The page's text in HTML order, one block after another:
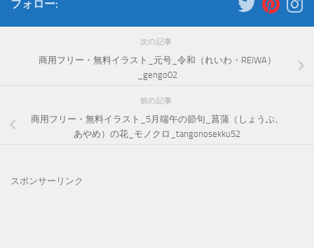
フォロー:
次の記事
商用フリー・無料イラスト_元号_令和（れいわ・REIWA）
_gengo02
前の記事
商用フリー・無料イラスト_5月端午の節句_菖蒲（しょうぶ、
あやめ）の花_モノクロ_tangonosekku52
スポンサーリンク